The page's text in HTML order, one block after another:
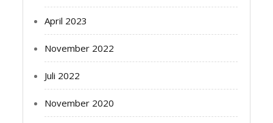
April 2023
November 2022
Juli 2022
November 2020